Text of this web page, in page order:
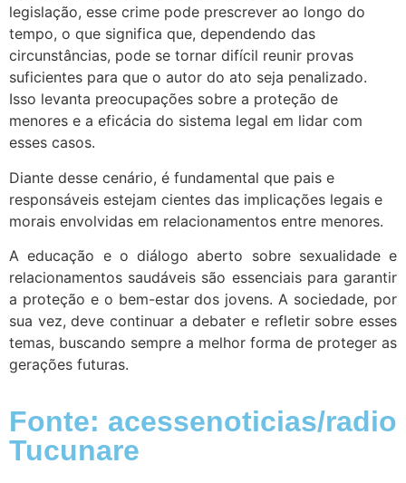
legislação, esse crime pode prescrever ao longo do
tempo, o que significa que, dependendo das
circunstâncias, pode se tornar difícil reunir provas
suficientes para que o autor do ato seja penalizado.
Isso levanta preocupações sobre a proteção de
menores e a eficácia do sistema legal em lidar com
esses casos.
Diante desse cenário, é fundamental que pais e
responsáveis estejam cientes das implicações legais e
morais envolvidas em relacionamentos entre menores.
A educação e o diálogo aberto sobre sexualidade e
relacionamentos saudáveis são essenciais para garantir
a proteção e o bem-estar dos jovens. A sociedade, por
sua vez, deve continuar a debater e refletir sobre esses
temas, buscando sempre a melhor forma de proteger as
gerações futuras.
Fonte: acessenoticias/radio
Tucunare